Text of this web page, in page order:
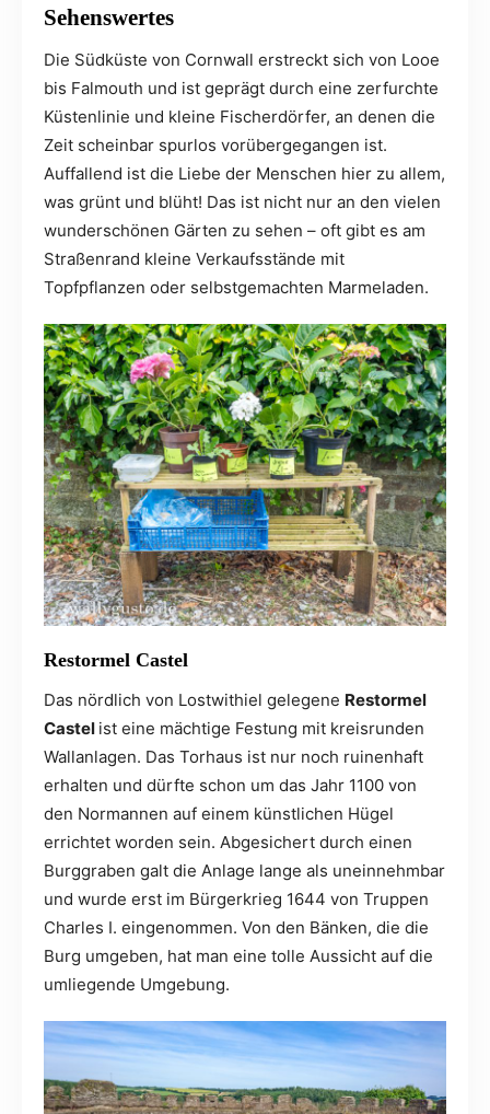
Sehenswertes
Die Südküste von Cornwall erstreckt sich von Looe
bis Falmouth und ist geprägt durch eine zerfurchte
Küstenlinie und kleine Fischerdörfer, an denen die
Zeit scheinbar spurlos vorübergegangen ist.
Auffallend ist die Liebe der Menschen hier zu allem,
was grünt und blüht! Das ist nicht nur an den vielen
wunderschönen Gärten zu sehen – oft gibt es am
Straßenrand kleine Verkaufsstände mit
Topfpflanzen oder selbstgemachten Marmeladen.
Restormel Castel
Das nördlich von Lostwithiel gelegene Restormel
Castel ist eine mächtige Festung mit kreisrunden
Wallanlagen. Das Torhaus ist nur noch ruinenhaft
erhalten und dürfte schon um das Jahr 1100 von
den Normannen auf einem künstlichen Hügel
errichtet worden sein. Abgesichert durch einen
Burggraben galt die Anlage lange als uneinnehmbar
und wurde erst im Bürgerkrieg 1644 von Truppen
Charles I. eingenommen. Von den Bänken, die die
Burg umgeben, hat man eine tolle Aussicht auf die
umliegende Umgebung.